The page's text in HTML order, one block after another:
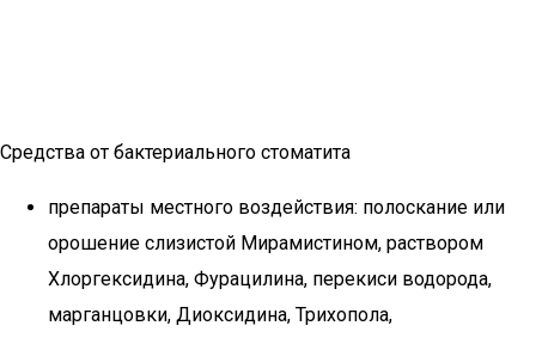
Средства от бактериального стоматита
препараты местного воздействия: полоскание или
орошение слизистой Мирамистином, раствором
Хлоргексидина, Фурацилина, перекиси водорода,
марганцовки, Диоксидина, Трихопола,